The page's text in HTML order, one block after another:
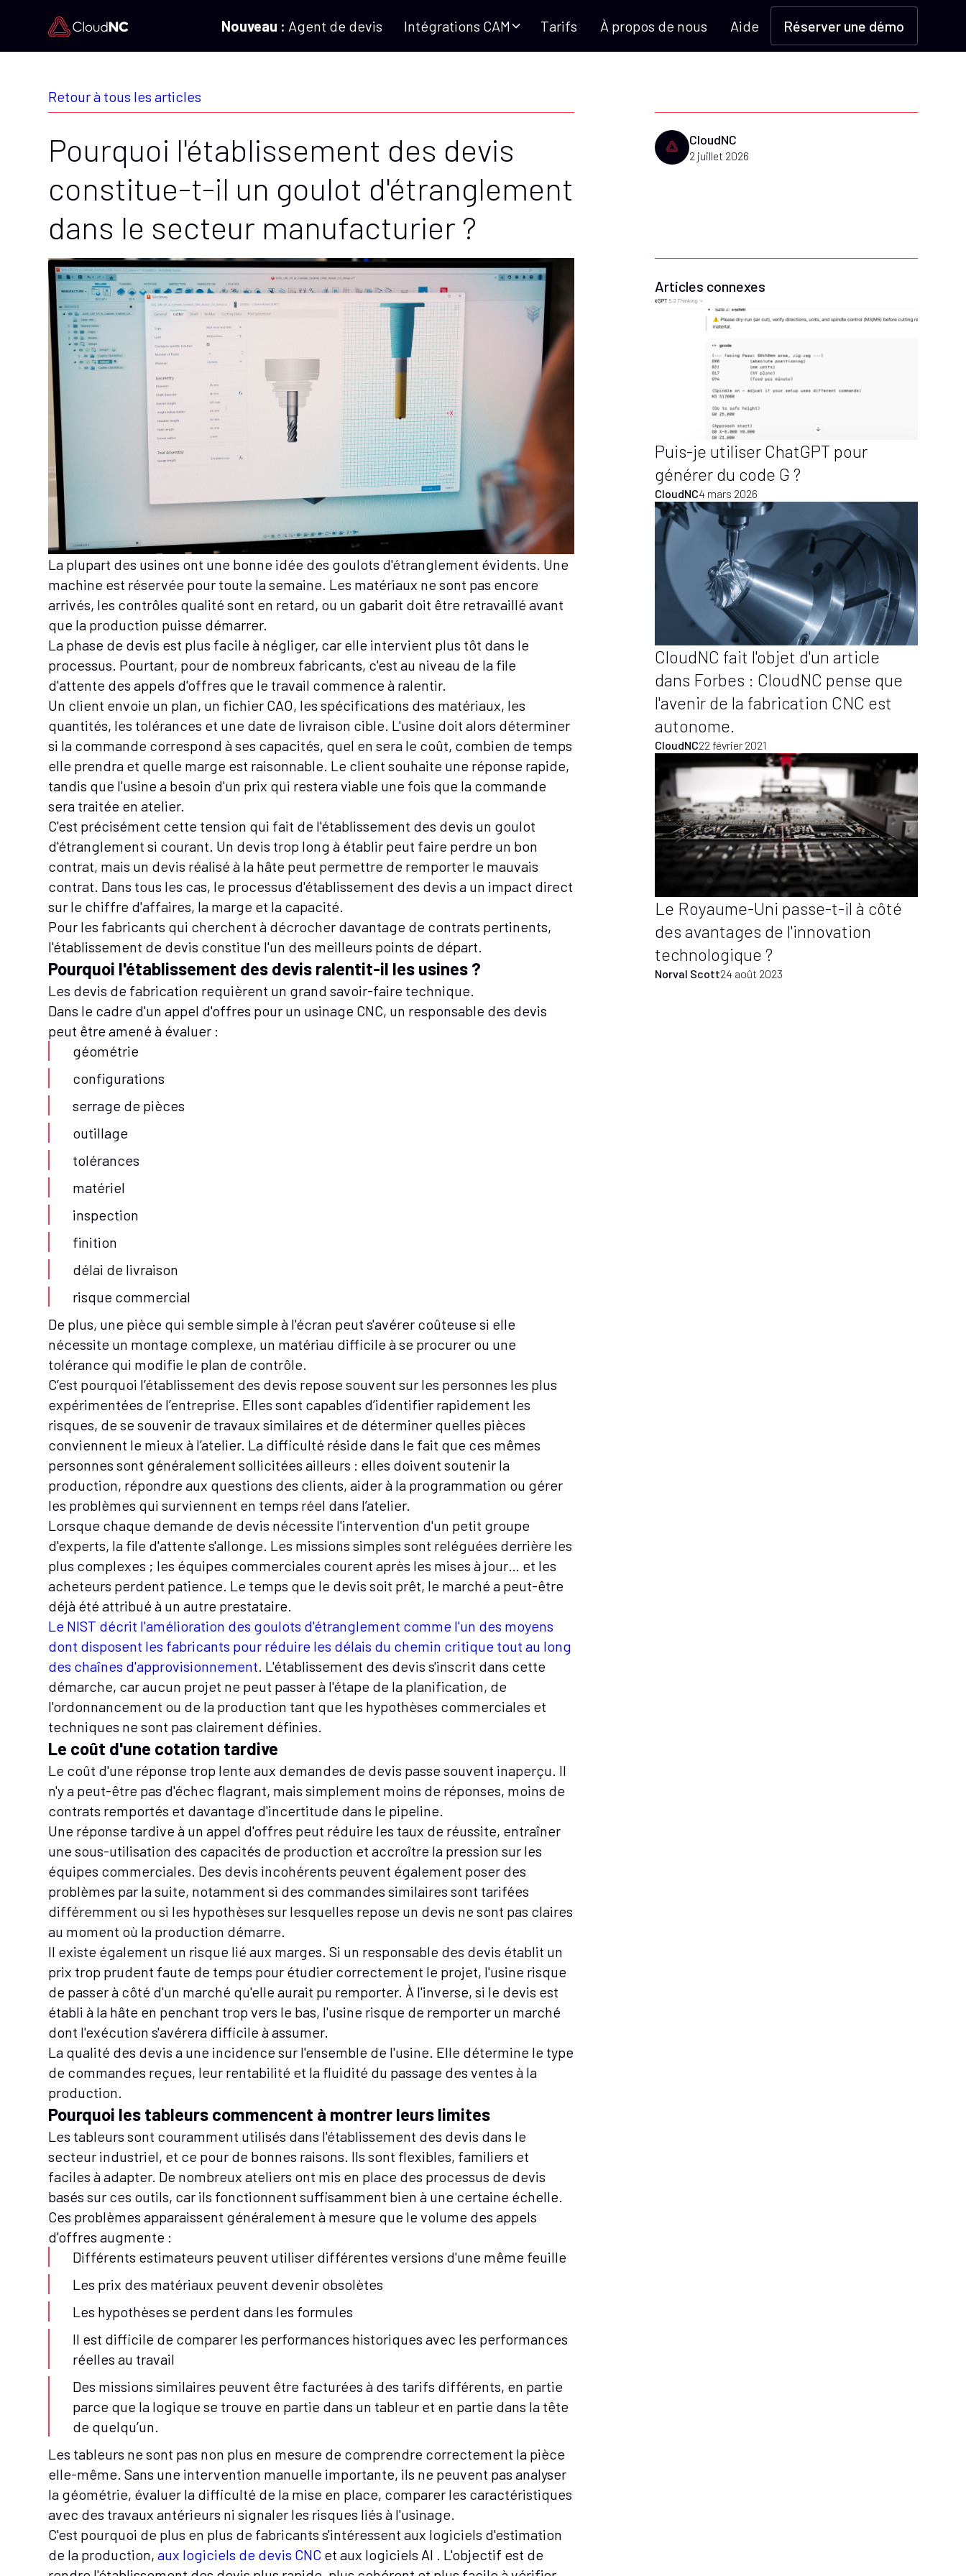
Nouveau : Agent de devis Intégrations CAM Tarifs À propos de nous Aide Réserver une démo
Retour à tous les articles
Pourquoi l'établissement des devis
constitue-t-il un goulot d'étranglement
dans le secteur manufacturier ?
CloudNC
2 juillet 2026
La plupart des usines ont une bonne idée des goulots d'étranglement évidents. Une
machine est réservée pour toute la semaine. Les matériaux ne sont pas encore
arrivés, les contrôles qualité sont en retard, ou un gabarit doit être retravaillé avant
que la production puisse démarrer.
La phase de devis est plus facile à négliger, car elle intervient plus tôt dans le
processus. Pourtant, pour de nombreux fabricants, c'est au niveau de la file
d'attente des appels d'offres que le travail commence à ralentir.
Un client envoie un plan, un fichier CAO, les spécifications des matériaux, les
quantités, les tolérances et une date de livraison cible. L'usine doit alors déterminer
si la commande correspond à ses capacités, quel en sera le coût, combien de temps
elle prendra et quelle marge est raisonnable. Le client souhaite une réponse rapide,
tandis que l'usine a besoin d'un prix qui restera viable une fois que la commande
sera traitée en atelier.
C'est précisément cette tension qui fait de l'établissement des devis un goulot
d'étranglement si courant. Un devis trop long à établir peut faire perdre un bon
contrat, mais un devis réalisé à la hâte peut permettre de remporter le mauvais
contrat. Dans tous les cas, le processus d'établissement des devis a un impact direct
sur le chiffre d'affaires, la marge et la capacité.
Pour les fabricants qui cherchent à décrocher davantage de contrats pertinents,
l'établissement de devis constitue l'un des meilleurs points de départ.
Pourquoi l'établissement des devis ralentit-il les usines ?
Les devis de fabrication requièrent un grand savoir-faire technique.
Dans le cadre d'un appel d'offres pour un usinage CNC, un responsable des devis
peut être amené à évaluer :
géométrie
configurations
serrage de pièces
outillage
tolérances
matériel
inspection
finition
délai de livraison
risque commercial
De plus, une pièce qui semble simple à l'écran peut s'avérer coûteuse si elle
nécessite un montage complexe, un matériau difficile à se procurer ou une
tolérance qui modifie le plan de contrôle.
C’est pourquoi l’établissement des devis repose souvent sur les personnes les plus
expérimentées de l’entreprise. Elles sont capables d’identifier rapidement les
risques, de se souvenir de travaux similaires et de déterminer quelles pièces
conviennent le mieux à l’atelier. La difficulté réside dans le fait que ces mêmes
personnes sont généralement sollicitées ailleurs : elles doivent soutenir la
production, répondre aux questions des clients, aider à la programmation ou gérer
les problèmes qui surviennent en temps réel dans l’atelier.
Lorsque chaque demande de devis nécessite l'intervention d'un petit groupe
d'experts, la file d'attente s'allonge. Les missions simples sont reléguées derrière les
plus complexes ; les équipes commerciales courent après les mises à jour… et les
acheteurs perdent patience. Le temps que le devis soit prêt, le marché a peut-être
déjà été attribué à un autre prestataire.
Le NIST décrit l'amélioration des goulots d'étranglement comme l'un des moyens
dont disposent les fabricants pour réduire les délais du chemin critique tout au long
des chaînes d'approvisionnement . L'établissement des devis s'inscrit dans cette
démarche, car aucun projet ne peut passer à l'étape de la planification, de
l'ordonnancement ou de la production tant que les hypothèses commerciales et
techniques ne sont pas clairement définies.
Le coût d'une cotation tardive
Le coût d'une réponse trop lente aux demandes de devis passe souvent inaperçu. Il
n'y a peut-être pas d'échec flagrant, mais simplement moins de réponses, moins de
contrats remportés et davantage d'incertitude dans le pipeline.
Une réponse tardive à un appel d'offres peut réduire les taux de réussite, entraîner
une sous-utilisation des capacités de production et accroître la pression sur les
équipes commerciales. Des devis incohérents peuvent également poser des
problèmes par la suite, notamment si des commandes similaires sont tarifées
différemment ou si les hypothèses sur lesquelles repose un devis ne sont pas claires
au moment où la production démarre.
Il existe également un risque lié aux marges. Si un responsable des devis établit un
prix trop prudent faute de temps pour étudier correctement le projet, l'usine risque
de passer à côté d'un marché qu'elle aurait pu remporter. À l'inverse, si le devis est
établi à la hâte en penchant trop vers le bas, l'usine risque de remporter un marché
dont l'exécution s'avérera difficile à assumer.
La qualité des devis a une incidence sur l'ensemble de l'usine. Elle détermine le type
de commandes reçues, leur rentabilité et la fluidité du passage des ventes à la
production.
Pourquoi les tableurs commencent à montrer leurs limites
Les tableurs sont couramment utilisés dans l'établissement des devis dans le
secteur industriel, et ce pour de bonnes raisons. Ils sont flexibles, familiers et
faciles à adapter. De nombreux ateliers ont mis en place des processus de devis
basés sur ces outils, car ils fonctionnent suffisamment bien à une certaine échelle.
Ces problèmes apparaissent généralement à mesure que le volume des appels
d'offres augmente :
Différents estimateurs peuvent utiliser différentes versions d'une même feuille
Les prix des matériaux peuvent devenir obsolètes
Les hypothèses se perdent dans les formules
Il est difficile de comparer les performances historiques avec les performances
réelles au travail
Des missions similaires peuvent être facturées à des tarifs différents, en partie
parce que la logique se trouve en partie dans un tableur et en partie dans la tête
de quelqu’un.
Les tableurs ne sont pas non plus en mesure de comprendre correctement la pièce
elle-même. Sans une intervention manuelle importante, ils ne peuvent pas analyser
la géométrie, évaluer la difficulté de la mise en place, comparer les caractéristiques
avec des travaux antérieurs ni signaler les risques liés à l'usinage.
C'est pourquoi de plus en plus de fabricants s'intéressent aux logiciels d'estimation
de la production,aux logiciels de devis CNC et aux logiciels AI . L'objectif est de
Articles connexes
Puis-je utiliser ChatGPT pour
générer du code G ?
CloudNC4 mars 2026
CloudNC fait l'objet d'un article
dans Forbes : CloudNC pense que
l'avenir de la fabrication CNC est
autonome.
CloudNC22 février 2021
Le Royaume-Uni passe-t-il à côté
des avantages de l'innovation
technologique ?
Norval Scott24 août 2023